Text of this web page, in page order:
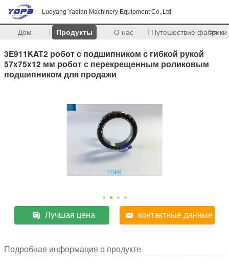
Luoyang Yadian Machinery Equipment Co.,Ltd
Дом Продукты О нас Путешествие фабрики
>>
3E911KAT2 робот с подшипником с гибкой рукой
57x75x12 мм робот с перекрещенным роликовым
подшипником для продажи
Лучшая цена контактные данные
Подробная информация о продукте